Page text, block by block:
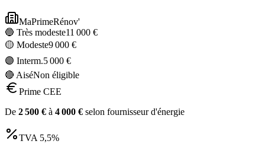
MaPrimeRénov'
🔵 Très modeste11 000 €
🟡 Modeste9 000 €
🟣 Interm.5 000 €
🔴 AiséNon éligible
Prime CEE
De 2 500 € à 4 000 € selon fournisseur d'énergie
TVA 5,5%